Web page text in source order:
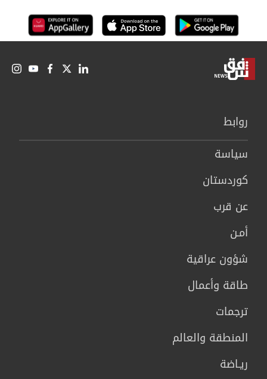
روابط
سیاسة
كوردستان
عن قرب
أمـن
شؤون عراقية
طاقة وأعمال
ترجمات
المنطقة والعالم
ريـاضة